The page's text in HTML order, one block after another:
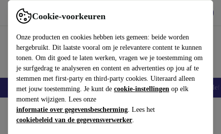
Cookie-voorkeuren
Onze producten en cookies hebben iets gemeen: beide worden
hergebruikt. Dit laatste vooral om je relevantere content te kunnen
tonen. Om dit goed te laten werken, vragen we je toestemming om
je surfgedrag te analyseren en content en advertenties op jou af te
stemmen met first-party en third-party cookies. Uiteraard alleen
met jouw toestemming. Je kunt de cookie-instellingen op elk
moment wijzigen. Lees onze
informatie over gegevensbescherming. Lees het
cookiebeleid van de gegevensverwerker.
Gebruik refurbed snel en eenvoudig
Smartphones Laptops Tablets Smartwatches Accessoires
Home Producten Smartphones